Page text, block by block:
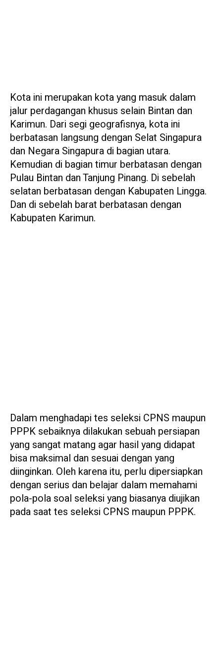
Kota ini merupakan kota yang masuk dalam
jalur perdagangan khusus selain Bintan dan
Karimun. Dari segi geografisnya, kota ini
berbatasan langsung dengan Selat Singapura
dan Negara Singapura di bagian utara.
Kemudian di bagian timur berbatasan dengan
Pulau Bintan dan Tanjung Pinang. Di sebelah
selatan berbatasan dengan Kabupaten Lingga.
Dan di sebelah barat berbatasan dengan
Kabupaten Karimun.
Dalam menghadapi tes seleksi CPNS maupun
PPPK sebaiknya dilakukan sebuah persiapan
yang sangat matang agar hasil yang didapat
bisa maksimal dan sesuai dengan yang
diinginkan. Oleh karena itu, perlu dipersiapkan
dengan serius dan belajar dalam memahami
pola-pola soal seleksi yang biasanya diujikan
pada saat tes seleksi CPNS maupun PPPK.